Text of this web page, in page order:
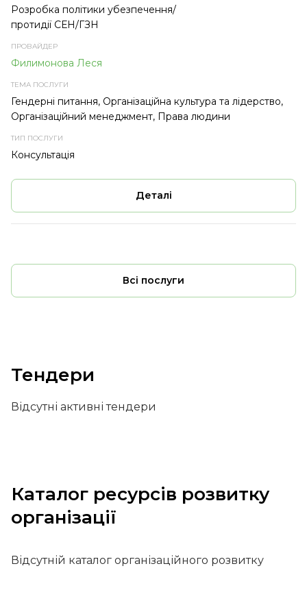
Розробка політики убезпечення/
протидії СЕН/ГЗН
Филимонова Леся
Гендерні питання, Організаційна культура та лідерство,
Організаційний менеджмент, Права людини
Консультація
Деталі
Всі послуги
Тендери
Відсутні активні тендери
Каталог ресурсів розвитку
організації
Відсутній каталог організаційного розвитку